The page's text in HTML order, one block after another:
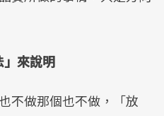
」來說明
不做那個也不做，「放